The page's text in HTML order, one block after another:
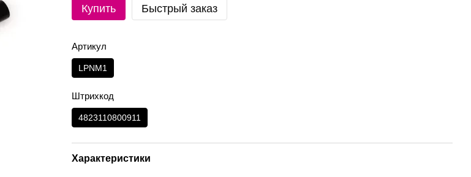
Купить Быстрый заказ
Артикул
LPNM1
Штрихкод
4823110800911
Характеристики